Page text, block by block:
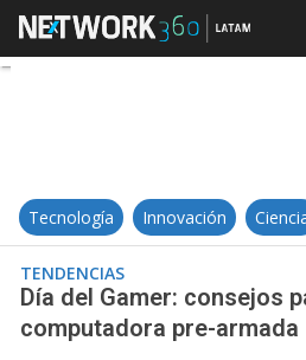
Día del
Tecnología Innovación
TENDENCIAS
Día del Gamer: consejos
computadora pre-armada